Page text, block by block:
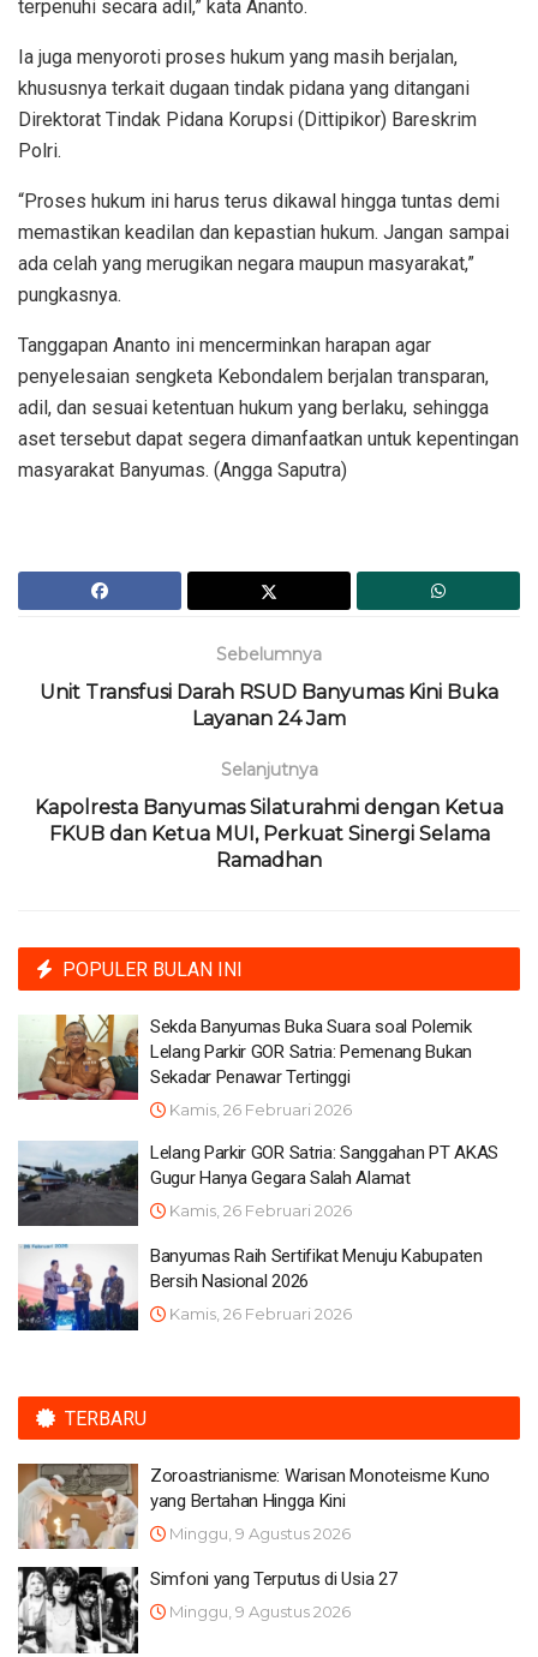
terpenuhi secara adil,” kata Ananto.
Ia juga menyoroti proses hukum yang masih berjalan,
khususnya terkait dugaan tindak pidana yang ditangani
Direktorat Tindak Pidana Korupsi (Dittipikor) Bareskrim
Polri.
“Proses hukum ini harus terus dikawal hingga tuntas demi
memastikan keadilan dan kepastian hukum. Jangan sampai
ada celah yang merugikan negara maupun masyarakat,”
pungkasnya.
Tanggapan Ananto ini mencerminkan harapan agar
penyelesaian sengketa Kebondalem berjalan transparan,
adil, dan sesuai ketentuan hukum yang berlaku, sehingga
aset tersebut dapat segera dimanfaatkan untuk kepentingan
masyarakat Banyumas. (Angga Saputra)
Sebelumnya
Unit Transfusi Darah RSUD Banyumas Kini Buka
Layanan 24 Jam
Selanjutnya
Kapolresta Banyumas Silaturahmi dengan Ketua
FKUB dan Ketua MUI, Perkuat Sinergi Selama
Ramadhan
POPULER BULAN INI
Sekda Banyumas Buka Suara soal Polemik
Lelang Parkir GOR Satria: Pemenang Bukan
Sekadar Penawar Tertinggi
Kamis, 26 Februari 2026
Lelang Parkir GOR Satria: Sanggahan PT AKAS
Gugur Hanya Gegara Salah Alamat
Kamis, 26 Februari 2026
Banyumas Raih Sertifikat Menuju Kabupaten
Bersih Nasional 2026
Kamis, 26 Februari 2026
TERBARU
Zoroastrianisme: Warisan Monoteisme Kuno
yang Bertahan Hingga Kini
Minggu, 9 Agustus 2026
Simfoni yang Terputus di Usia 27
Minggu, 9 Agustus 2026